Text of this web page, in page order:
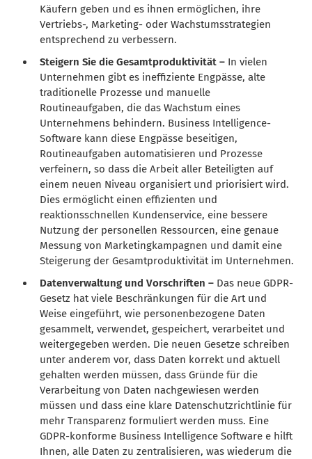
Käufern geben und es ihnen ermöglichen, ihre
Vertriebs-, Marketing- oder Wachstumsstrategien
entsprechend zu verbessern.
Steigern Sie die Gesamtproduktivität – In vielen
Unternehmen gibt es ineffiziente Engpässe, alte
traditionelle Prozesse und manuelle
Routineaufgaben, die das Wachstum eines
Unternehmens behindern. Business Intelligence-
Software kann diese Engpässe beseitigen,
Routineaufgaben automatisieren und Prozesse
verfeinern, so dass die Arbeit aller Beteiligten auf
einem neuen Niveau organisiert und priorisiert wird.
Dies ermöglicht einen effizienten und
reaktionsschnellen Kundenservice, eine bessere
Nutzung der personellen Ressourcen, eine genaue
Messung von Marketingkampagnen und damit eine
Steigerung der Gesamtproduktivität im Unternehmen.
Datenverwaltung und Vorschriften – Das neue GDPR-
Gesetz hat viele Beschränkungen für die Art und
Weise eingeführt, wie personenbezogene Daten
gesammelt, verwendet, gespeichert, verarbeitet und
weitergegeben werden. Die neuen Gesetze schreiben
unter anderem vor, dass Daten korrekt und aktuell
gehalten werden müssen, dass Gründe für die
Verarbeitung von Daten nachgewiesen werden
müssen und dass eine klare Datenschutzrichtlinie für
mehr Transparenz formuliert werden muss. Eine
GDPR-konforme Business Intelligence Software e hilft
Ihnen, alle Daten zu zentralisieren, was wiederum die